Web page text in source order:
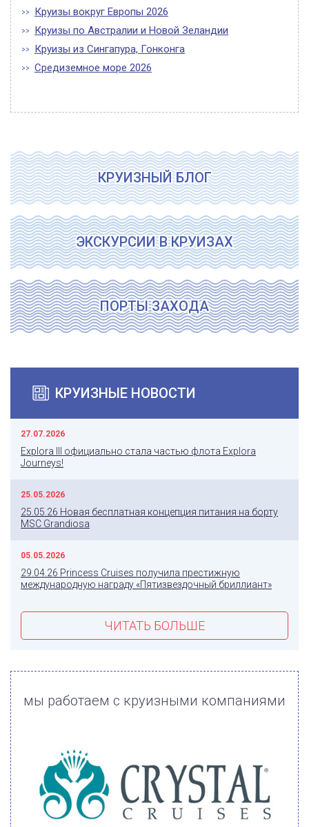
Круизы вокруг Европы 2026
Круизы по Австралии и Новой Зеландии
Круизы из Сингапура, Гонконга
Средиземное море 2026
КРУИЗНЫЙ БЛОГ
ЭКСКУРСИИ В КРУИЗАХ
ПОРТЫ ЗАХОДА
КРУИЗНЫЕ НОВОСТИ
27.07.2026
Explora III официально стала частью флота Explora
Journeys!
25.05.2026
25.05.26 Новая бесплатная концепция питания на борту
MSC Grandiosa
05.05.2026
29.04.26 Princess Cruises получила престижную
международную награду «Пятизвездочный бриллиант»
ЧИТАТЬ БОЛЬШЕ
мы работаем с круизными компаниями